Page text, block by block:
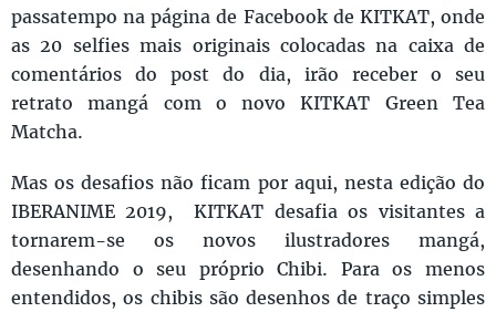
passatempo na página de Facebook de KITKAT, onde
as 20 selfies mais originais colocadas na caixa de
comentários do post do dia, irão receber o seu
retrato mangá com o novo KITKAT Green Tea
Matcha.
Mas os desafios não ficam por aqui, nesta edição do
IBERANIME 2019, KITKAT desafia os visitantes a
tornarem-se os novos ilustradores mangá,
desenhando o seu próprio Chibi. Para os menos
entendidos, os chibis são desenhos de traço simples